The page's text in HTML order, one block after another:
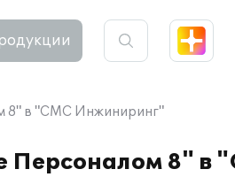
8" в "СМС Инжиниринг"
Персоналом 8"